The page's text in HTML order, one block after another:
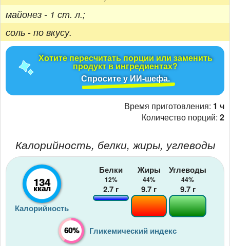
майонез - 1 ст. л.;
соль - по вкусу.
Хотите пересчитать порции или заменить
продукт в ингредиентах?
Спросите у ИИ-шефа.
Время приготовления: 1 ч
Количество порций: 2
Калорийность, белки, жиры, углеводы
134
ккал
Калорийность
Белки
12%
2.7 г
Жиры
44%
9.7 г
Углеводы
44%
9.7г
60% Гликемический индекс